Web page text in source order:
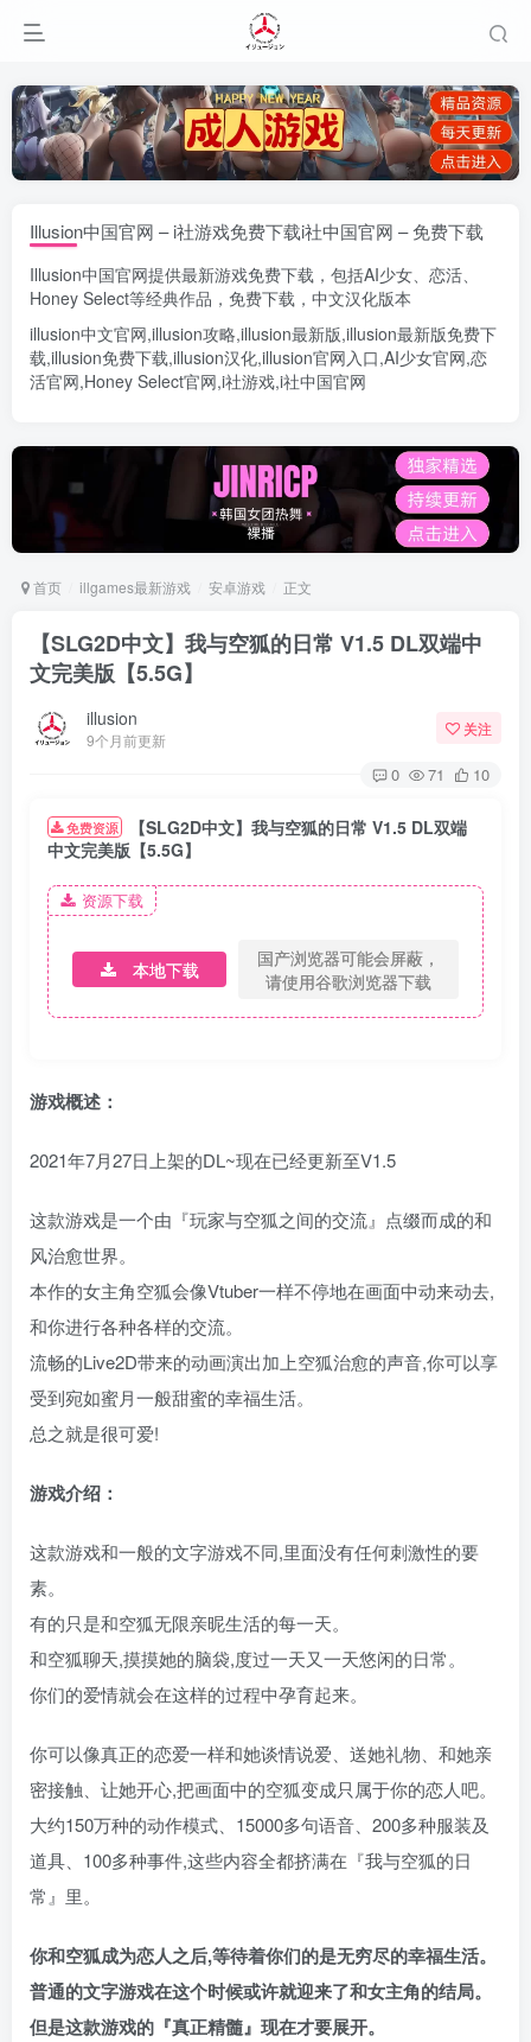
Illusion中国官网 – i社游戏免费下载i社中国官网 – 免费下载
Illusion中国官网提供最新游戏免费下载，包括AI少女、 恋活、
Honey Select等经典作品，免费下载，中文汉化版本
illusion中文官网,illusion攻略,illusion最新版,illusion最新版免费下
载,illusion免费下载,illusion汉化,illusion官网入口,AI少女官网,恋
活官网,Honey Select官网,i社游戏,i社中国官网
首页 illgames最新游戏 安卓游戏 正文
【SLG2D中文】我与空狐的日常 V1.5 DL双端中
文完美版【5.5G】
illusion
9个月前更新
关注
0 71 10
免费资源
【SLG2D中文】我与空狐的日常 V1.5 DL双端
中文完美版【5.5G】
资源下载
本地下载
国产浏览器可能会屏蔽，
请使用谷歌浏览器下载
游戏概述：
2021年7月27日上架的DL~现在已经更新至V1.5
这款游戏是一个由『玩家与空狐之间的交流』点缀而成的和
风治愈世界。
本作的女主角空狐会像Vtuber一样不停地在画面中动来动去,
和你进行各种各样的交流。
流畅的Live2D带来的动画演出加上空狐治愈的声音,你可以享
受到宛如蜜月一般甜蜜的幸福生活。
总之就是很可爱!
游戏介绍：
这款游戏和一般的文字游戏不同,里面没有任何刺激性的要
素。
有的只是和空狐无限亲昵生活的每一天。
和空狐聊天,摸摸她的脑袋,度过一天又一天悠闲的日常。
你们的爱情就会在这样的过程中孕育起来。
你可以像真正的恋爱一样和她谈情说爱、送她礼物、和她亲
密接触、让她开心,把画面中的空狐变成只属于你的恋人吧。
大约150万种的动作模式、15000多句语音、200多种服装及
道具、100多种事件,这些内容全都挤满在『我与空狐的日
常』里。
你和空狐成为恋人之后,等待着你们的是无穷尽的幸福生活。
普通的文字游戏在这个时候或许就迎来了和女主角的结局。
但是这款游戏的『真正精髓』现在才要展开。